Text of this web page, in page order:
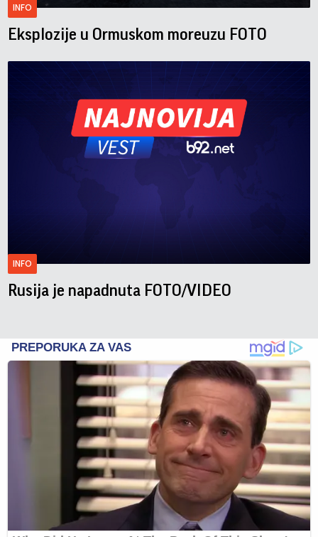
INFO
Eksplozije u Ormuskom moreuzu FOTO
INFO
Rusija je napadnuta FOTO/VIDEO